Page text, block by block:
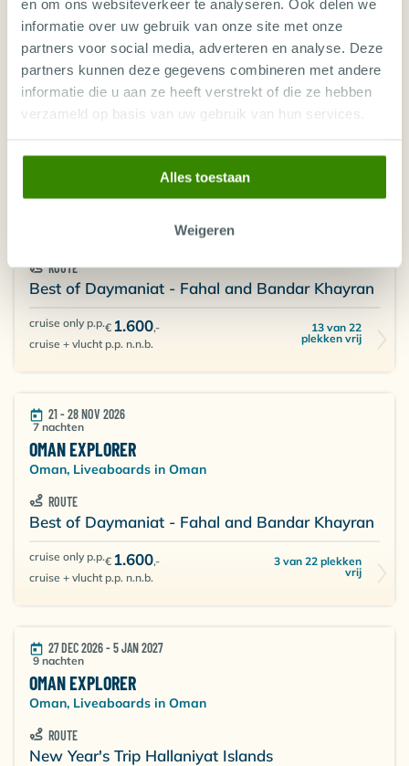
en om ons websiteverkeer te analyseren. Ook delen we
informatie over uw gebruik van onze site met onze
partners voor social media, adverteren en analyse. Deze
partners kunnen deze gegevens combineren met andere
informatie die u aan ze heeft verstrekt of die ze hebben
verzameld op basis van uw gebruik van hun services.
Alles toestaan
Weigeren
ROUTE
Best of Daymaniat - Fahal and Bandar Khayran
cruise only p.p.€ 1.600,-
cruise + vlucht p.p. n.n.b.
2 van 22 plekken
Oman, Liveaboards in Oman
ROUTE
Best of Daymaniat - Fahal and Bandar Khayran
cruise only p.p.€ 1.600,-
cruise + vlucht p.p. n.n.b.
13 van 22
plekken vrij
21 - 28 NOV 2026
7 nachten
OMAN EXPLORER
Oman, Liveaboards in Oman
ROUTE
Best of Daymaniat - Fahal and Bandar Khayran
cruise only p.p.€ 1.600,-
cruise + vlucht p.p. n.n.b.
3 van 22 plekken
vrij
27 DEC 2026 - 5 JAN 2027
9 nachten
OMAN EXPLORER
Oman, Liveaboards in Oman
ROUTE
New Year's Trip Hallaniyat Islands